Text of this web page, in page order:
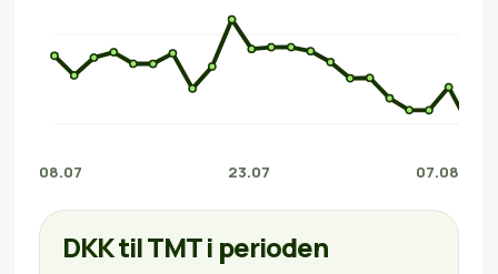
08.07 23.07 07.08
DKK til TMT i perioden